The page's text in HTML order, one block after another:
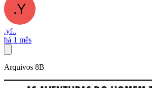
.yf..
há 1 mês
Arquivos 8B